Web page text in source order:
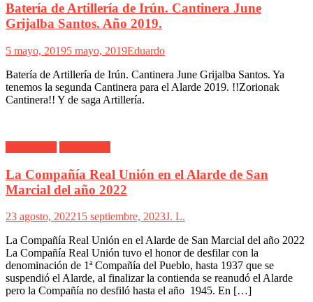
Batería de Artillería de Irún. Cantinera June
Grijalba Santos. Año 2019.
5 mayo, 20195 mayo, 2019Eduardo
Batería de Artillería de Irún. Cantinera June Grijalba Santos. Ya
tenemos la segunda Cantinera para el Alarde 2019. !!Zorionak
Cantinera!! Y de saga Artillería.
La Compañía Real Unión en el Alarde de San
Marcial del año 2022
23 agosto, 202215 septiembre, 2023J. L.
La Compañía Real Unión en el Alarde de San Marcial del año 2022
La Compañía Real Unión tuvo el honor de desfilar con la
denominación de 1ª Compañía del Pueblo, hasta 1937 que se
suspendió el Alarde, al finalizar la contienda se reanudó el Alarde
pero la Compañía no desfiló hasta el año 1945. En […]